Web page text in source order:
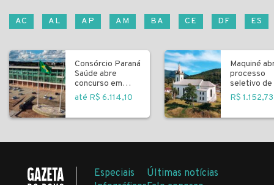
AC AL AP AM BA CE DF ES
Consórcio Paraná
Saúde abre
concurso em
Curitiba
até R$ 6.114,10
Maquiné
processo
seletivo de
R$ 1.152,73
Especiais
Últimas notícias